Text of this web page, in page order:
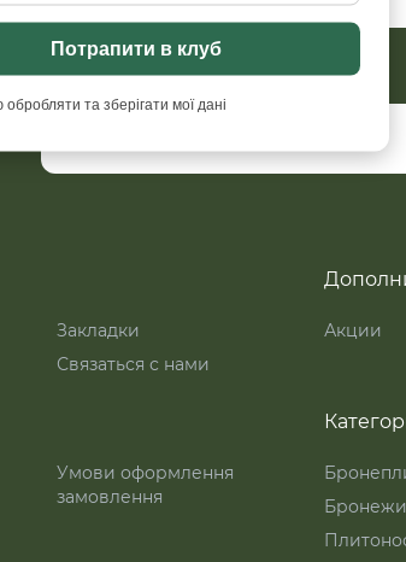
Потрапити в клуб
та зберігати мої дані
Закладки
Связаться с нами
Акции
Умови оформлення
замовлення